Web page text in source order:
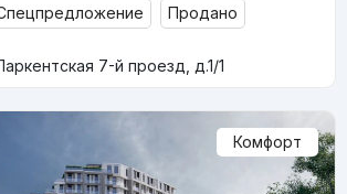
Продано
7-й проезд, д.1/1
Комфорт